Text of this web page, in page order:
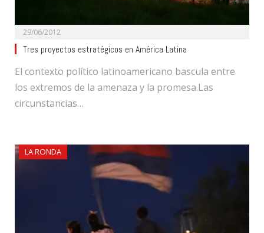
29/06/2012
Tres proyectos estratégicos en América Latina
El contexto político latinoamericano bascula entre
los extremos de la amenaza y la promesa.Las
circunstancias…
LA RONDA